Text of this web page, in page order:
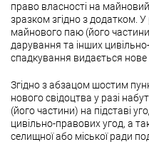
право власності на
зразком згідно з додатком. У
майнового паю (його
дарування та інших
спадкування видається нове
Згідно з абзацом шостим
нового свідоцтва у разі
(його частини) на підставі
цивільно-правових угод, а
селищної або міської ради